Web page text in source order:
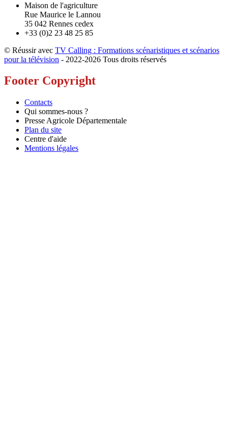
Maison de l'agriculture
Rue Maurice le Lannou
35 042 Rennes cedex
+33 (0)2 23 48 25 85
© Réussir avec TV Calling : Formations scénaristiques et scénarios
pour la télévision - 2022-2026 Tous droits réservés
Footer Copyright
Contacts
Qui sommes-nous ?
Presse Agricole Départementale
Plan du site
Centre d'aide
Mentions légales